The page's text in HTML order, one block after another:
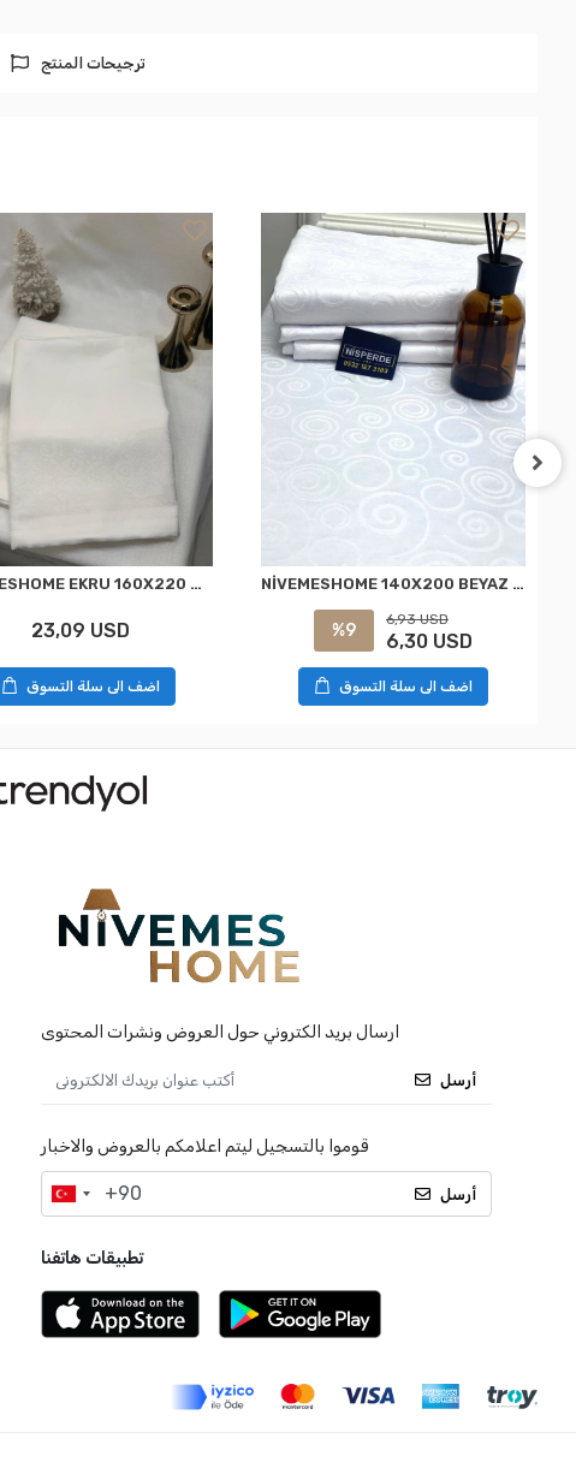
ترجيحات المنتج
NİVEMESHOME EKRU 160X220 MASA ÖRTÜSÜ
23,09 USD
اضف الى سلة التسوق
NİVEMESHOME 140X200 BEYAZ DAİRE SEMBOL LEKE TUTMAZ MASA ÖRTÜSÜ
%9
6,93 USD
6,30 USD
اضف الى سلة التسوق
ارسال بريد الكتروني حول العروض ونشرات المحتوى
أرسل
قوموا بالتسجيل ليتم اعلامكم بالعروض والاخبار
أرسل
تطبيقات هاتفنا